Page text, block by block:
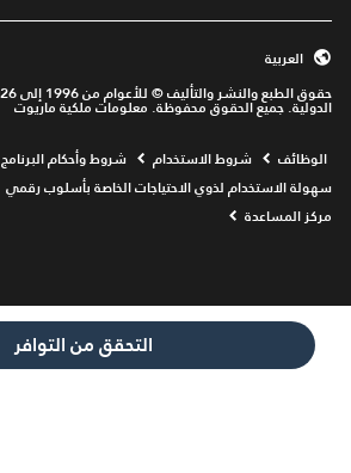
التحقق من التوافر
الدولية. جميع الحقوق محفوظة. معلومات ملكية ماريوت
العربية
الوظائف Opens a new window
شروط الاستخدام شروط وأحكام البرنامج
سهولة الاستخدام لذوي الاحتياجات الخاصة بأسلوب رقمي
مركز المساعدة